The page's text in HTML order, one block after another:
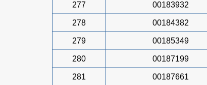
277 00183932
278 00184382
279 00185349
280 00187199
281 00187661